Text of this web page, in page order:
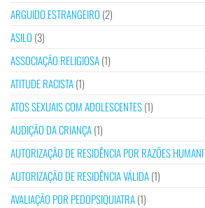
ARGUIDO ESTRANGEIRO (2)
ASILO (3)
ASSOCIAÇÃO RELIGIOSA(1)
ATITUDE RACISTA(1)
ATOS SEXUAIS COM ADOLESCENTES(1)
AUDIÇÃO DA CRIANÇA(1)
AUTORIZAÇÃO DE RESIDÊNCIA POR RAZÕES
AUTORIZAÇÃO DE RESIDÊNCIA VÁLIDA(1)
AVALIAÇÃO POR PEDOPSIQUIATRA(1)